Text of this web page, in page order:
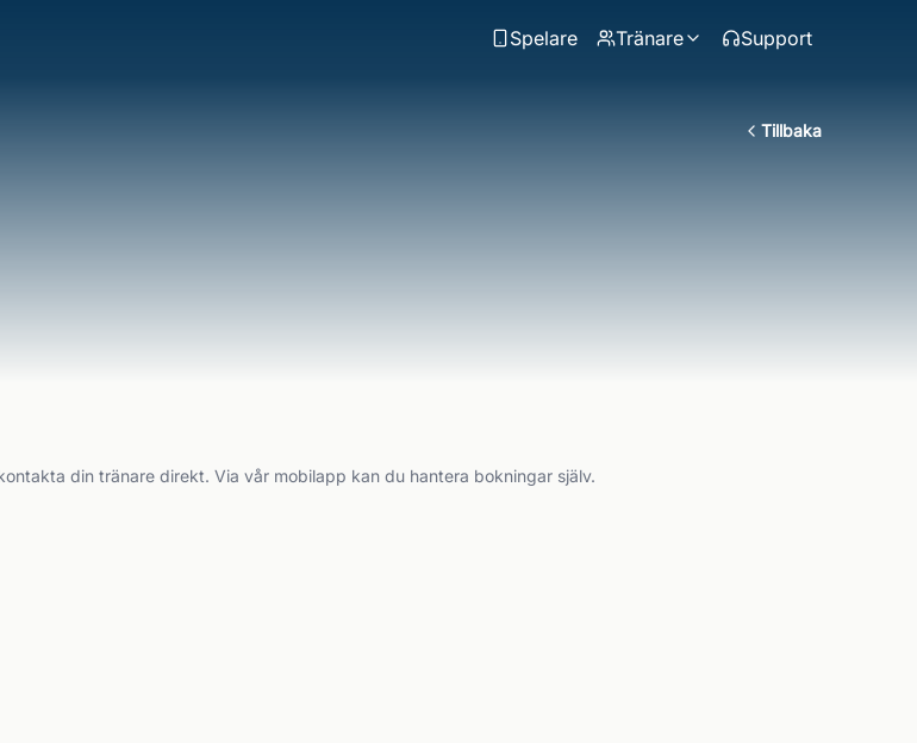
Spelare Tränare Support
Tillbaka
din tränare direkt. Via vår mobilapp kan du hantera bokningar själv.